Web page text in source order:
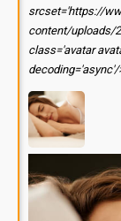
srcset='https://
content/uploads/
class='avatar
decoding='async'/